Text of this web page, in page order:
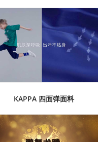
KAPPA 四面弹面料